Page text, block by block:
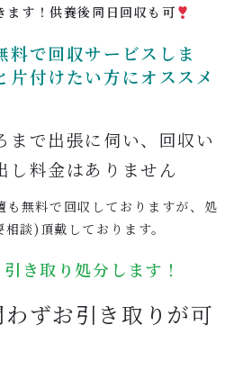
ます ！供養後同日回収も可
料で回収サービスしま
片付けたい方にオススメ
まで出張に伺い、回収い
し料金はありません
無料で回収しておりますが、処
談)頂戴しております。
き取り処分します！
ずお引き取りが可